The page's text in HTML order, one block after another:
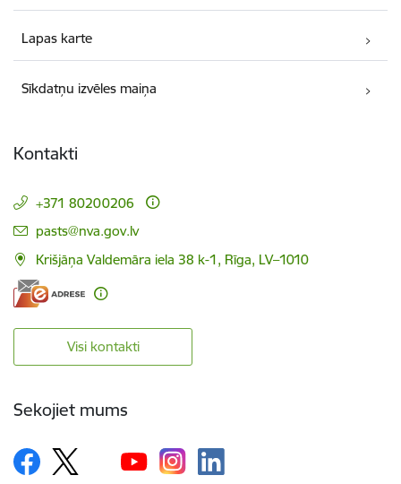
Lapas karte
Sīkdatņu izvēles maiņa
Kontakti
+371 80200206
E-pasts:
pasts@nva.gov.lv
Krišjāņa Valdemāra iela 38 k-1, Rīga, LV–1010
Visi kontakti
Sekojiet mums